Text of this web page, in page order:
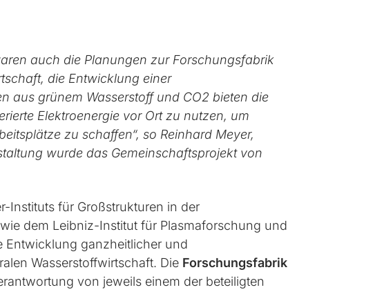
auch die Planungen zur Forschungsfabrik
die Entwicklung einer
aus grünem Wasserstoff und CO2 bieten die
Elektroenergie vor Ort zu nutzen, um
zu schaffen“, so Reinhard Meyer,
wurde das Gemeinschaftsprojekt von
Instituts für Großstrukturen in der
dem Leibniz-Institut für Plasmaforschung und
Entwicklung ganzheitlicher und
Wasserstoffwirtschaft. Die Forschungsfabrik
von jeweils einem der beteiligten